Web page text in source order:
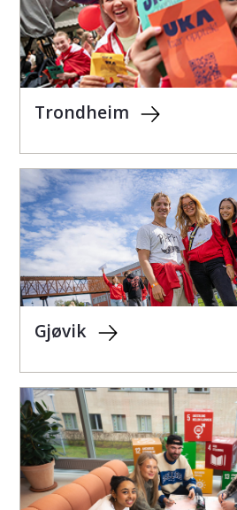
Trondheim
Gjøvik